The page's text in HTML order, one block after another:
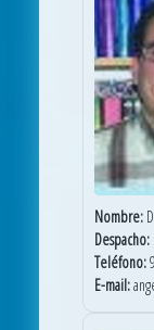
Nombre:
Despacho:
Teléfono:
E-mail: